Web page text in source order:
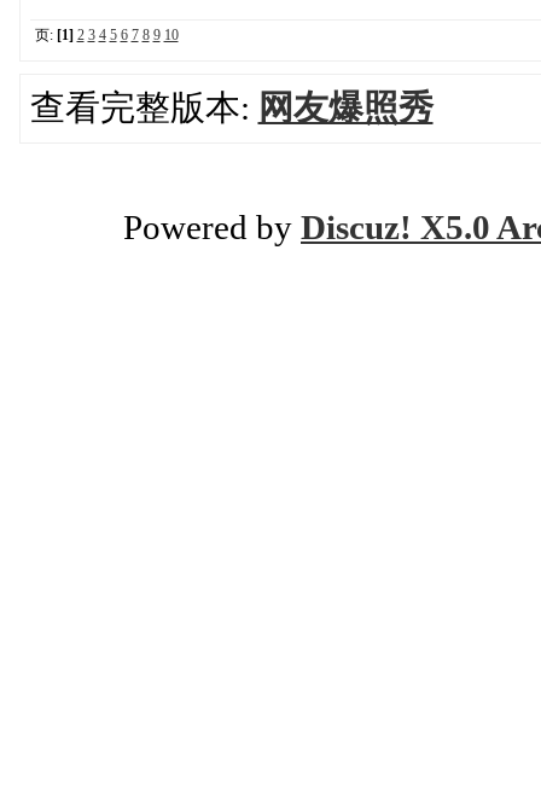
页: [1] 2 3 4 5 6 7 8 9 10
查看完整版本: 网友爆照秀
Powered by Discuz! X5.0